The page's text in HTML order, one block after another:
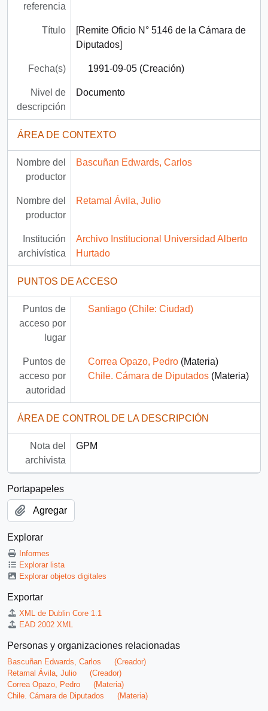
referencia
Título
[Remite Oficio N° 5146 de la Cámara de
Diputados]
Fecha(s) 1991-09-05 (Creación)
Nivel de
descripción
Documento
ÁREA DE CONTEXTO
Nombre del
productor
Bascuñan Edwards, Carlos
Nombre del
productor
Retamal Ávila, Julio
Institución
archivística
Archivo Institucional Universidad Alberto
Hurtado
PUNTOS DE ACCESO
Puntos de
acceso por
lugar
Santiago (Chile: Ciudad)
Puntos de
acceso por
autoridad
Correa Opazo, Pedro(Materia)
Chile. Cámara de Diputados(Materia)
ÁREA DE CONTROL DE LA DESCRIPCIÓN
Nota del
archivista
GPM
Portapapeles
Agregar
Explorar
Informes
Explorar lista
Explorar objetos digitales
Exportar
XML de Dublin Core 1.1
EAD 2002 XML
Personas y organizaciones relacionadas
Bascuñan Edwards, Carlos
(Creador)
Retamal Ávila, Julio
(Creador)
Correa Opazo, Pedro
(Materia)
Chile. Cámara de Diputados
(Materia)